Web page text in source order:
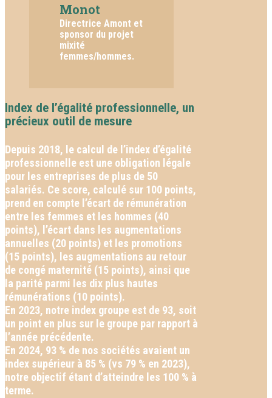
Monot
Directrice Amont et
sponsor du projet
mixité
femmes/hommes.
Index de l’égalité professionnelle, un
précieux outil de mesure
Depuis 2018, le calcul de l’index d’égalité
professionnelle est une obligation légale
pour les entreprises de plus de 50
salariés. Ce score, calculé sur 100 points,
prend en compte l’écart de rémunération
entre les femmes et les hommes (40
points), l’écart dans les augmentations
annuelles (20 points) et les promotions
(15 points), les augmentations au retour
de congé maternité (15 points), ainsi que
la parité parmi les dix plus hautes
rémunérations (10 points).
En 2023, notre index groupe est de 93, soit
un point en plus sur le groupe par rapport à
l’année précédente.
En 2024, 93 % de nos sociétés avaient un
index supérieur à 85 % (vs 79 % en 2023),
notre objectif étant d’atteindre les 100 % à
terme.